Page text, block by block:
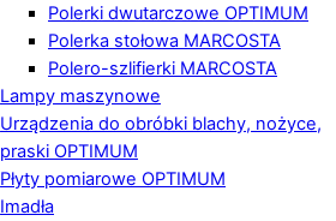
Polerki dwutarczowe OPTIMUM
Polerka stołowa MARCOSTA
Polero-szlifierki MARCOSTA
Lampy maszynowe
Urządzenia do obróbki blachy, nożyce,
praski OPTIMUM
Płyty pomiarowe OPTIMUM
Imadła